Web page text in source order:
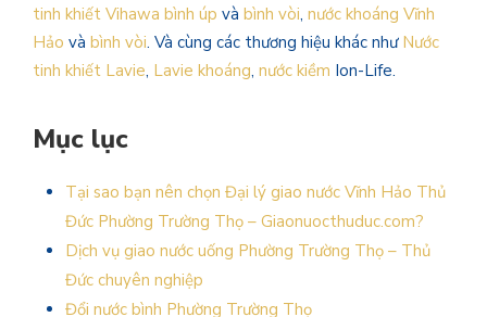
tinh khiết Vihawa bình úp và bình vòi, nước khoáng Vĩnh
Hảo và bình vòi. Và cùng các thương hiệu khác như Nước
tinh khiết Lavie, Lavie khoáng, nước kiềm Ion-Life.
Mục lục
Tại sao bạn nên chọn Đại lý giao nước Vĩnh Hảo Thủ
Đức Phường Trường Thọ – Giaonuocthuduc.com?
Dịch vụ giao nước uống Phường Trường Thọ – Thủ
Đức chuyên nghiệp
Đổi nước bình Phường Trường Thọ